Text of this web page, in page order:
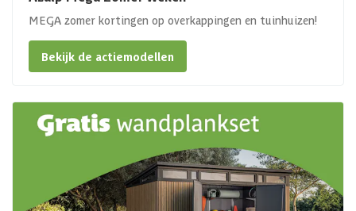
MEGA zomer kortingen op overkappingen en tuinhuizen!
Bekijk de actiemodellen